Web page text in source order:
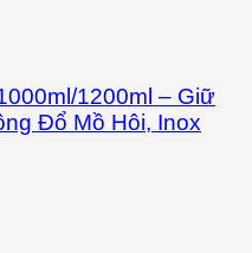
1200ml – Giữ
Đổ Mồ Hôi, Inox